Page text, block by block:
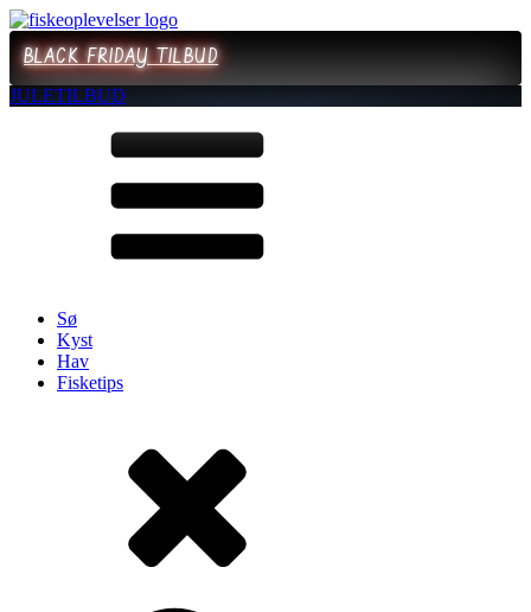
BLACK FRIDAY TILBUD
JULETILBUD
Sø
Kyst
Hav
Fisketips